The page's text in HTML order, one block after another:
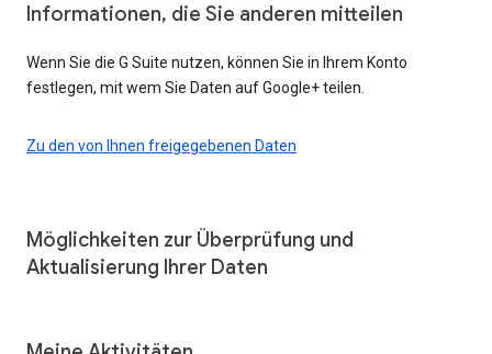
Informationen, die Sie anderen mitteilen
Wenn Sie die G Suite nutzen, können Sie in Ihrem Konto
festlegen, mit wem Sie Daten auf Google+ teilen.
Zu den von Ihnen freigegebenen Daten
Möglichkeiten zur Überprüfung und
Aktualisierung Ihrer Daten